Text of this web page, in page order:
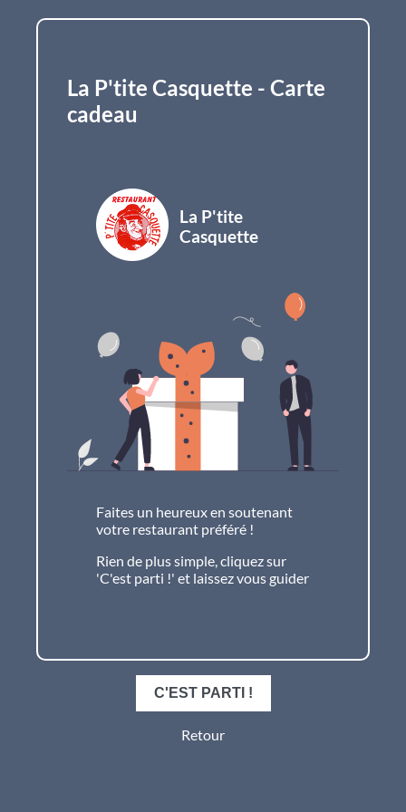
La P'tite Casquette - Carte
cadeau
Faites un heureux en soutenant
votre restaurant préféré !
Rien de plus simple, cliquez sur
'C'est parti !' et laissez vous guider
La P'tite
Casquette
Retour
C'EST PARTI !